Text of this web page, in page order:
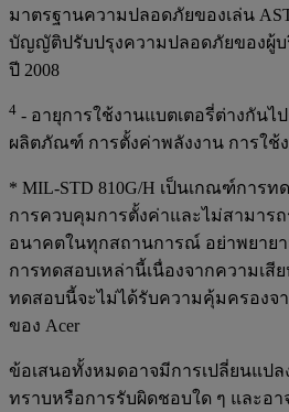
มาตรฐานความปลอดภัยของเล่น
บัญญัติปรับปรุงความปลอดภัยของผู้
ปี 2008
4 - อายุการใช้งานแบตเตอรี่ต่างกัน
ผลิตภัณฑ์ การตั้งค่าพลังงาน การใช้
* MIL-STD 810G/H เป็นเกณฑ์การ
การควบคุมการตั้งค่าและไม่สามาร
อนาคตในทุกสถานการณ์ อย่าพยาย
การทดสอบเหล่านี้เนื่องจากความเสี
ทดสอบนี้จะไม่ได้รับความคุ้มครองจ
ของ Acer
ข้อเสนอทั้งหมดอาจมีการเปลี่ยนแปล
ทราบหรือการรับผิดชอบใด ๆ และอ